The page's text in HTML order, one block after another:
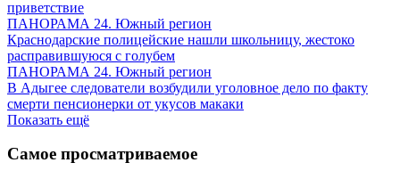
приветствие
ПАНОРАМА 24. Южный регион
Краснодарские полицейские нашли школьницу, жестоко
расправившуюся с голубем
ПАНОРАМА 24. Южный регион
В Адыгее следователи возбудили уголовное дело по факту
смерти пенсионерки от укусов макаки
Показать ещё
Самое просматриваемое